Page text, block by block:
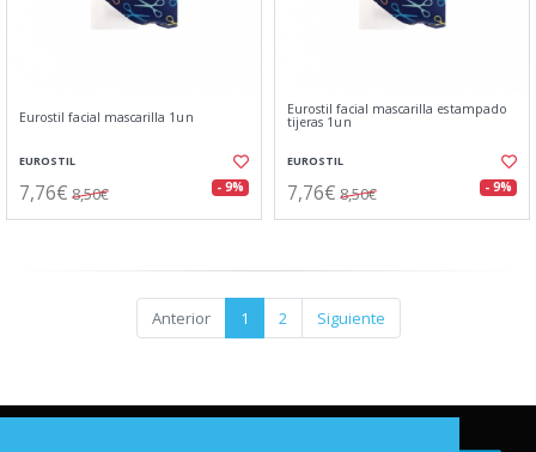
Eurostil facial mascarilla 1un
EUROSTIL
7,76€ 8,50€ - 9%
Eurostil facial mascarilla estampado
tijeras 1un
EUROSTIL
7,76€ 8,50€ - 9%
Anterior 1 2 Siguiente